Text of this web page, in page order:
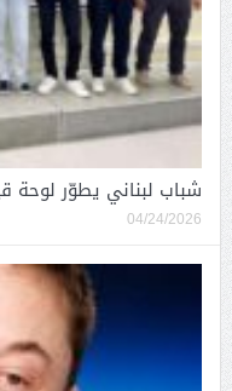
شباب لبناني يطوّر لوحة
04/24/2026